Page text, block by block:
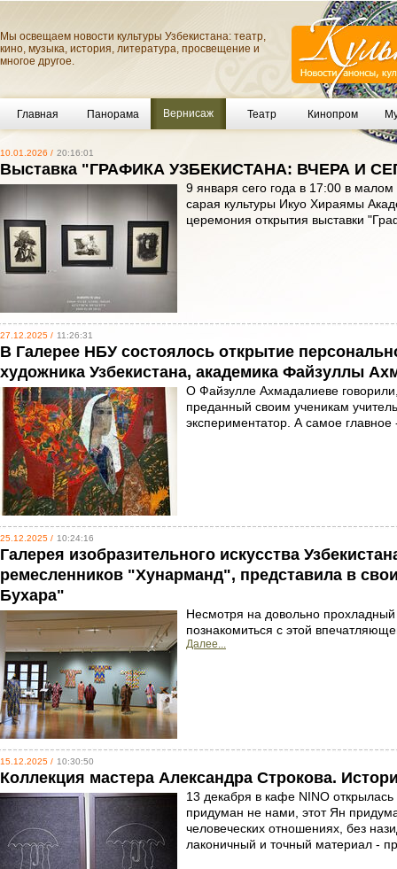
Мы освещаем новости культуры Узбекистана: театр,
кино, музыка, история, литература, просвещение и
многое другое.
Главная Панорама Вернисаж Театр Кинопром
10.01.2026 / 20:16:01
Выставка "ГРАФИКА УЗБЕКИСТАНА: ВЧЕРА И
9 января сего года в 17:00 в
сарая культуры Икуо Хираямы
церемония открытия выставки
27.12.2025 / 11:26:31
В Галерее НБУ состоялось открытие
художника Узбекистана, академика Файзуллы
О Файзулле Ахмадалиеве
преданный своим ученикам
экспериментатор. А самое
25.12.2025 / 10:24:16
Галерея изобразительного искусства
ремесленников "Хунарманд", представила в
Бухара"
Несмотря на довольно
познакомиться с этой
Далее...
15.12.2025 / 10:30:50
Коллекция мастера Александра Строкова.
13 декабря в кафе NINO
придуман не нами, этот Ян
человеческих отношениях, без
лаконичный и точный материал -